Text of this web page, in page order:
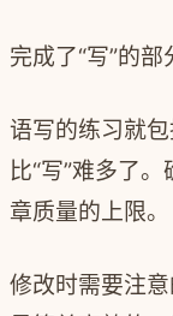
完成了“写”的部
语写的练习就包
比“写”难多了
章质量的上限。
修改时需要注